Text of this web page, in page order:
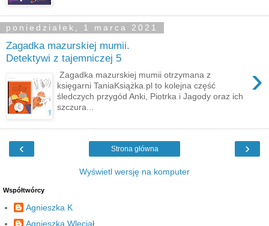
poniedziałek, 1 marca 2021
Zagadka mazurskiej mumii.
Detektywi z tajemniczej 5
›
Zagadka mazurskiej mumii otrzymana z
księgarni TaniaKsiążka.pl to kolejna część
śledczych przygód Anki, Piotrka i Jagody oraz ich
szczura...
‹ ›
Strona główna
Wyświetl wersję na komputer
Współtwórcy
Agnieszka K
Agnieszka Wleciał